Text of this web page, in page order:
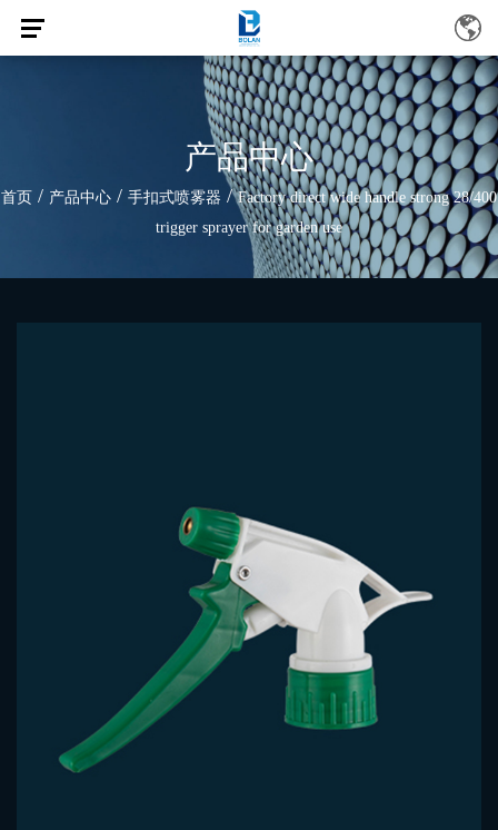
产品中心
首页 / 产品中心 / 手扣式喷雾器 /Factory direct wide handle strong 28/400
trigger sprayer for garden use